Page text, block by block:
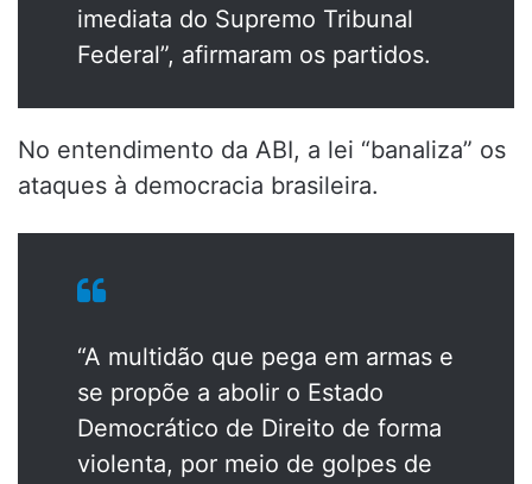
imediata do Supremo Tribunal
Federal”, afirmaram os partidos.
No entendimento da ABI, a lei “banaliza” os
ataques à democracia brasileira.
“A multidão que pega em armas e
se propõe a abolir o Estado
Democrático de Direito de forma
violenta, por meio de golpes de